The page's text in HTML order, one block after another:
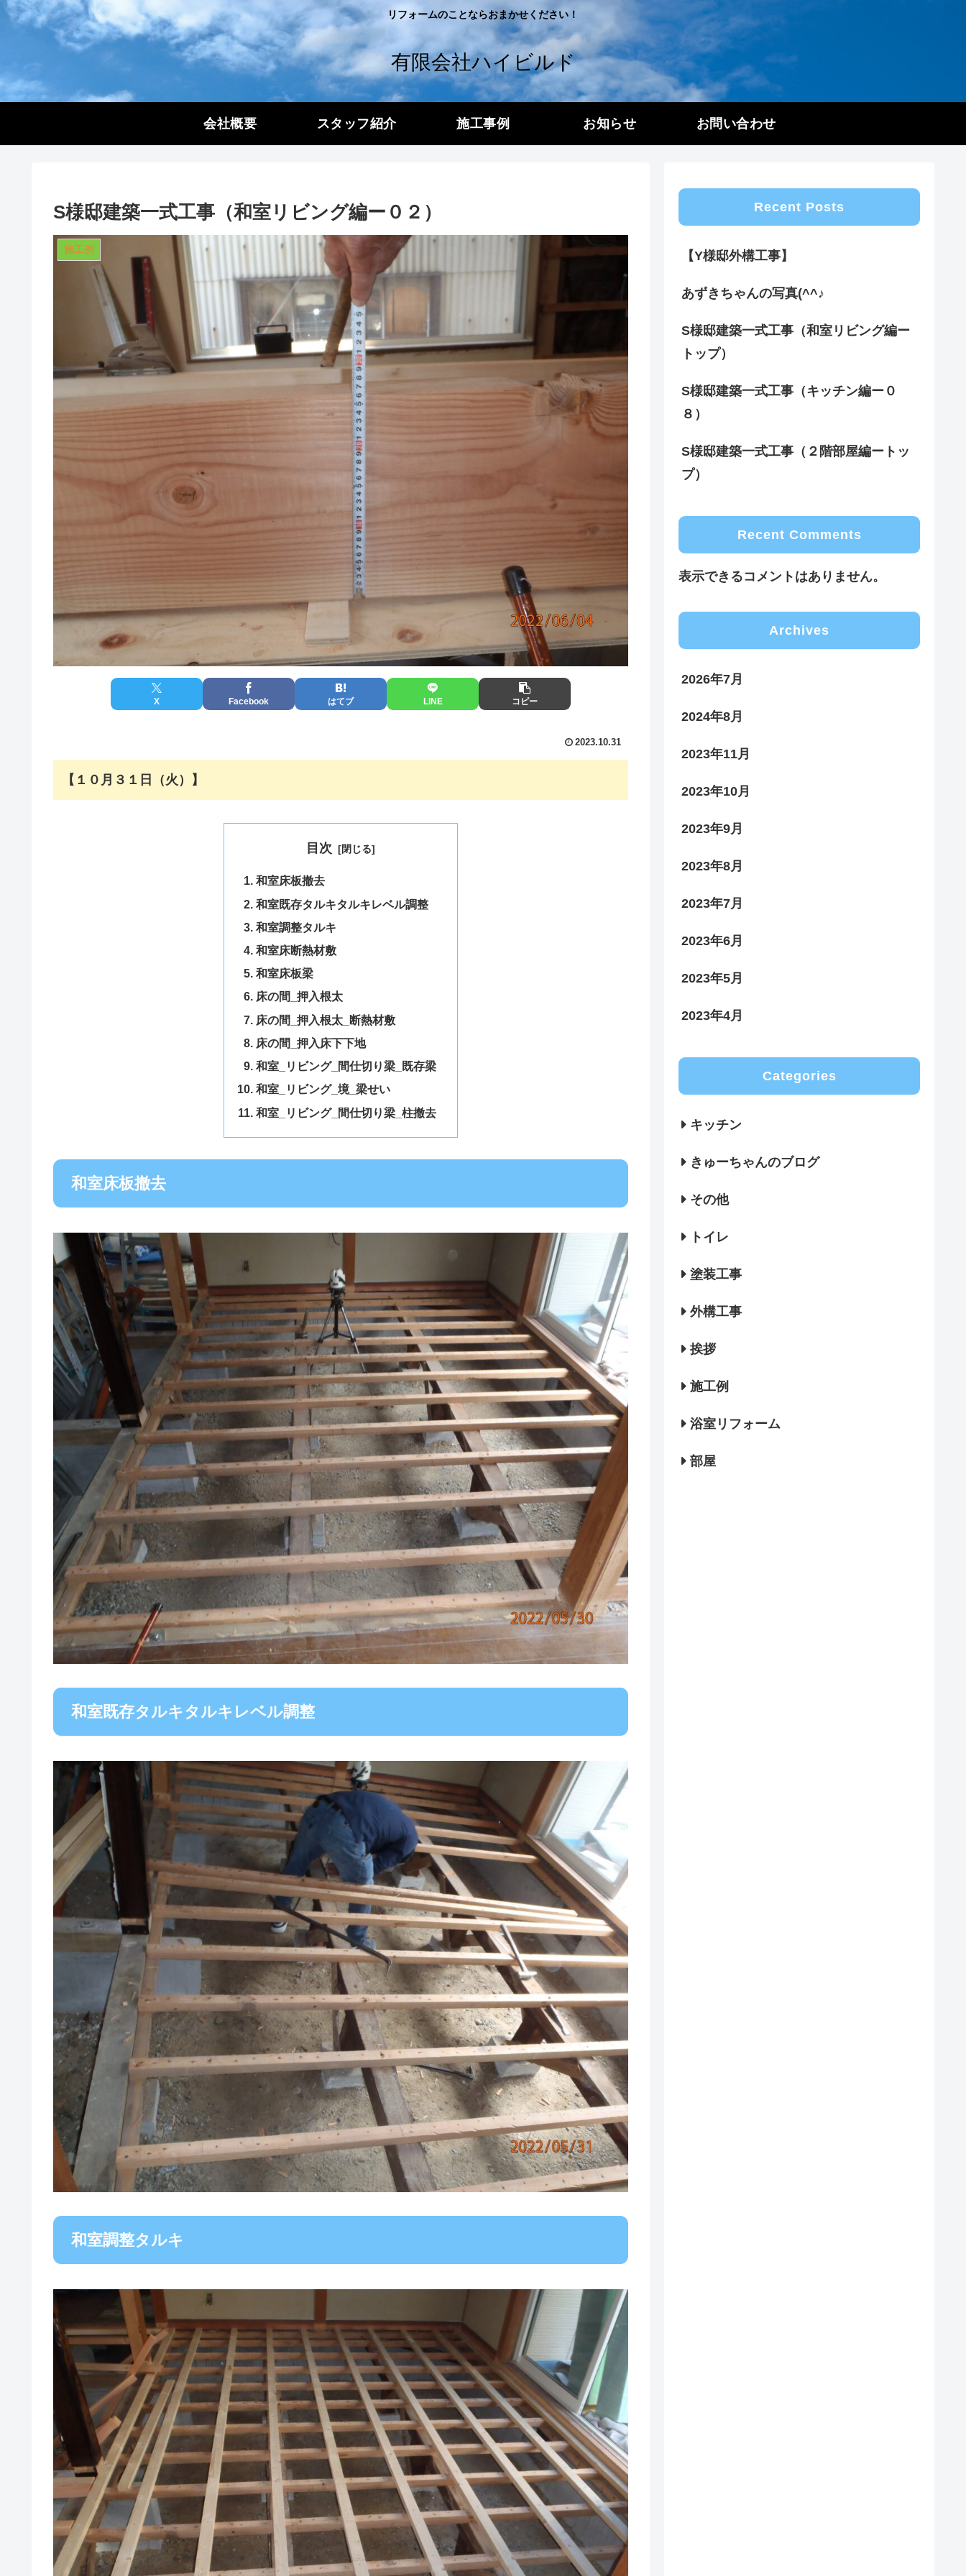
リフォームのことならおまかせください！
有限会社ハイビルド
会社概要 スタッフ紹介 施工事例 お知らせ お問い合わせ
S様邸建築一式工事（和室リビング編ー０２）
施工例
X Facebook はてブ LINE コピー
2023.10.31
【１０月３１日（火）】
目次
和室床板撤去
和室既存タルキタルキレベル調整
和室調整タルキ
和室床断熱材敷
和室床板梁
床の間_押入根太
床の間_押入根太_断熱材敷
床の間_押入床下下地
和室_リビング_間仕切り梁_既存梁
和室_リビング_境_梁せい
和室_リビング_間仕切り梁_柱撤去
和室床板撤去
和室既存タルキタルキレベル調整
和室調整タルキ
Recent Posts
【Y様邸外構工事】
あずきちゃんの写真(^^♪
S様邸建築一式工事（和室リビング編ー
トップ）
S様邸建築一式工事（キッチン編ー０
８）
S様邸建築一式工事（２階部屋編ートッ
プ）
Recent Comments
表示できるコメントはありません。
Archives
2026年7月
2024年8月
2023年11月
2023年10月
2023年9月
2023年8月
2023年7月
2023年6月
2023年5月
2023年4月
Categories
キッチン
きゅーちゃんのブログ
その他
トイレ
塗装工事
外構工事
挨拶
施工例
浴室リフォーム
部屋